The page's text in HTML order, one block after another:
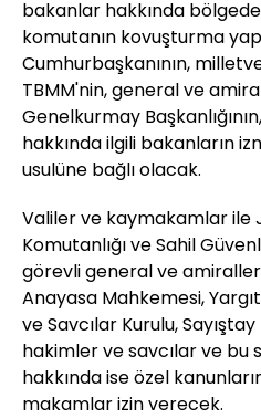
bakanlar hakkında bölgede
komutanın kovuşturma
Cumhurbaşkanının,
TBMM'nin, general ve
Genelkurmay
hakkında ilgili bakanların
usulüne bağlı olacak.
Valiler ve kaymakamlar ile
Komutanlığı ve Sahil
görevli general ve amiraller
Anayasa Mahkemesi,
ve Savcılar Kurulu,
hakimler ve savcılar ve bu
hakkında ise özel
makamlar izin verecek.